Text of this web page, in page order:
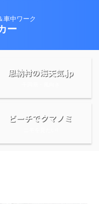
車中ワーク
ー
恩納村の海天気.jp
ビーチでクマノミ